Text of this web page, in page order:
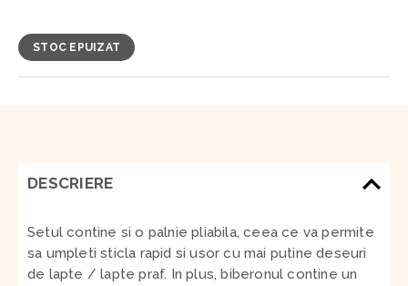
STOC EPUIZAT
DESCRIERE
Setul contine si o palnie pliabila, ceea ce va permite
sa umpleti sticla rapid si usor cu mai putine deseuri
de lapte / lapte praf. In plus, biberonul contine un